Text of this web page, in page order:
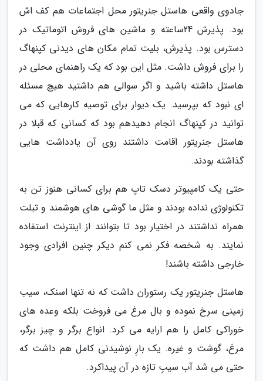
جادوی واقعی هاستل جنریتور محل اجتماعات هم کف اش
بود. پذیرش 24ساعته و ماشین های فروش اتوماتیک در
دسترس بود. پذیرش، بلیت تمام مکان های دیدنی کپنهاگ
را برای فروش داشت. مثل این بود که یک راهنمای محلی در
هاستل داشته باشید و اگر سوالی هم داشتید هیچ مسئله
ای نبود که بپرسید. یک دیوار برای توصیه کارهایی که می
توانید در کپنهاگ انجام دهیدهم بود که کسانی که قبلا در
هاستل جنریتور اقامت داشتند روی آن یادداشت هایی
گذاشته بودند.
حتی یک کامپیوتر دسک تاپ هم برای کسانی هنوز تن به
تکنولوژی نداده بودند و مثل ما گوشی های هوشمند و تبلت
همراه نداشتند در اختیار بود تا بتوانند از اینترنت استفاده
نمایند. به شخصه فکر نمی کنم دیکر چنین افرادی وجود
خارجی داشته باشند!
هاستل جنریتور یک رستوران داشت که نه تنها اسنک، سیب
زمینی سرخ نموده و بال مرغ می فروخت بلکه وعده های
خوراکی کامل را هم ارایه می کرد. انواع برگر و چیز برگر،
مرغ، گوشت و غیره. یک بارِ نوشیدنی کامل هم داشت که
حتی می شد آب سیبِ تازه در آن پیداکرد.